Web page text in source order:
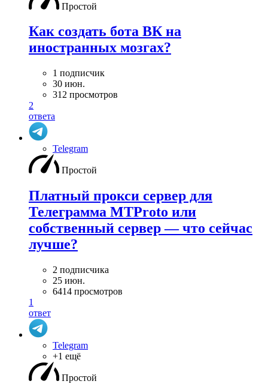
Простой
Как создать бота ВК на
иностранных мозгах?
1 подписчик
30 июн.
312 просмотров
2
ответа
Telegram
Простой
Платный прокси сервер для
Телеграмма MTProto или
собственный сервер — что сейчас
лучше?
2 подписчика
25 июн.
6414 просмотров
1
ответ
Telegram
+1 ещё
Простой